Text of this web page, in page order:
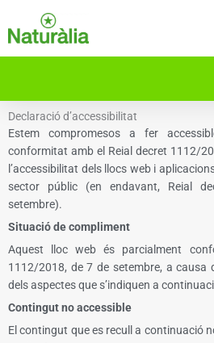
contingut
Declaració d’accessibilitat
Estem compromesos a fer
conformitat amb el Reial decret 1112/
l’accessibilitat dels llocs web i
sector públic (en endavant, Reial
setembre).
Situació de compliment
Aquest lloc web és parcialment
1112/2018, de 7 de setembre, a
dels aspectes que s’indiquen a
Contingut no accessible
El contingut que es recull a continuació